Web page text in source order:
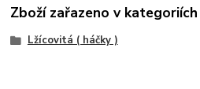
Zboží zařazeno v kategoriích
Lžícovitá ( háčky )